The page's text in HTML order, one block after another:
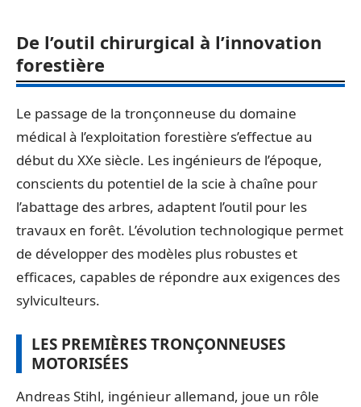
De l’outil chirurgical à l’innovation
forestière
Le passage de la tronçonneuse du domaine
médical à l’exploitation forestière s’effectue au
début du XXe siècle. Les ingénieurs de l’époque,
conscients du potentiel de la scie à chaîne pour
l’abattage des arbres, adaptent l’outil pour les
travaux en forêt. L’évolution technologique permet
de développer des modèles plus robustes et
efficaces, capables de répondre aux exigences des
sylviculteurs.
LES PREMIÈRES TRONÇONNEUSES
MOTORISÉES
Andreas Stihl, ingénieur allemand, joue un rôle